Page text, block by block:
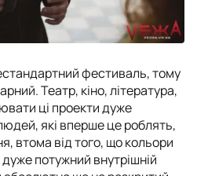
фестиваль, тому
Театр, кіно, література,
ці проекти дуже
які вперше це роблять,
втома від того, що кольори
потужний внутрішній